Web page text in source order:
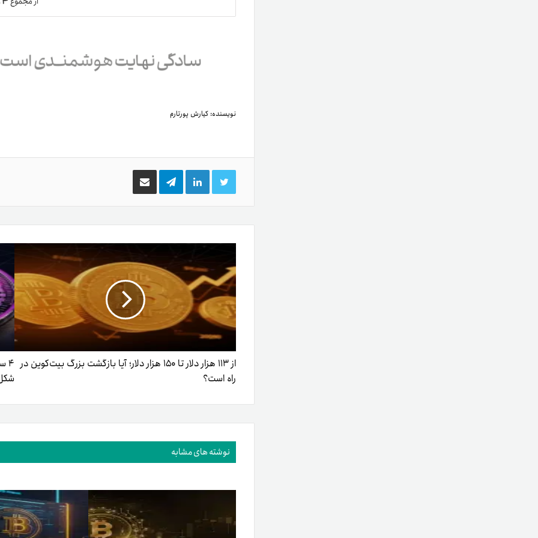
نویسنده: کیارش پورتارم
توییتر لینکدینتلگرام اشتراک
گذاری
ایمیل
از ۱۱۳ هزار دلار تا ۱۵۰ هزار دلار؛ آیا بازگشت بزرگ بیت‌کوین در
راه است؟
۴
نوشته های مشابه